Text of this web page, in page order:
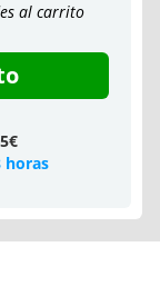
al carrito
horas